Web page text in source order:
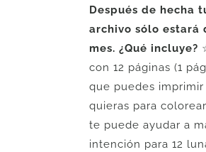
Después de hecha
archivo sólo estará
mes. ¿Qué incluye?
con 12 páginas (1
que puedes
quieras para
te puede ayudar a
intención para 12